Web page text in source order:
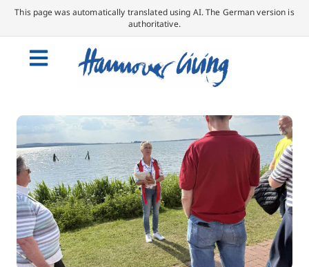
This page was automatically translated using AI. The German version is
authoritative.